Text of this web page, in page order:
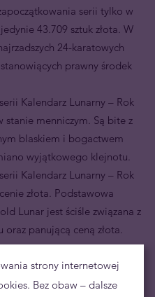
serii tylko w
43.709 sztuk złota. W
24-karatowych
prawny środek
Kalendarz Lunarny – Rok
stanie menniczym. Są bite z
blaskiem i bogactwem
wyjątkowego klejnotu.
Kalendarz Lunarny – Rok
złota. Podstawowa
Lunar jest ściśle związana z
oraz panującą ceną złota.
strony internetowej
Bez obaw – dalsze